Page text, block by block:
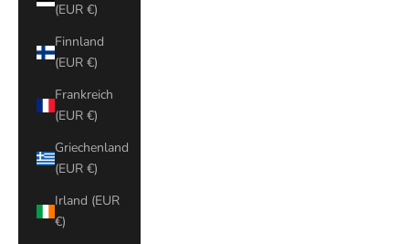
(EUR €)
Finnland
(EUR €)
Frankreich
(EUR €)
Griechenland
(EUR €)
Irland (EUR
€)